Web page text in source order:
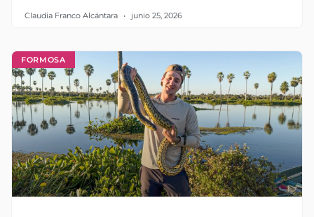
Claudia Franco Alcántara junio 25, 2026
FORMOSA